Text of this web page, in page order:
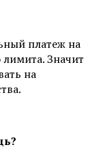
платеж на
лимита. Значит
на